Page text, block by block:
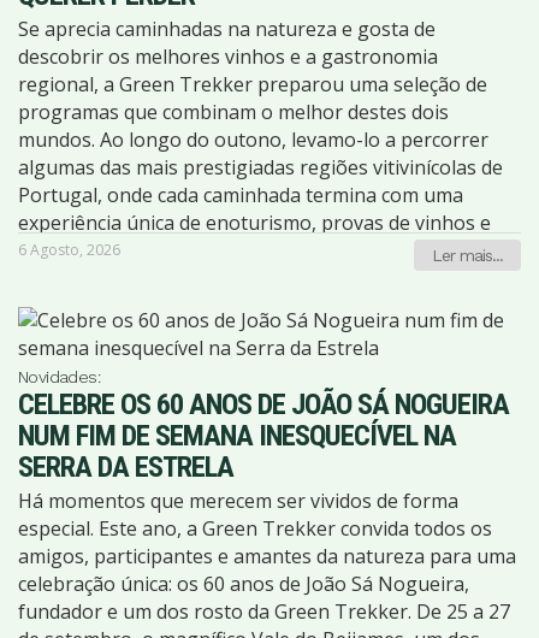
juntar-se a uma equipa que vive a montanha com
paixão e que trabalha diariamente para que cada
quilómetro percorrido se transforme numa experiência
memorável. Conheça os nossos guias e parceiros e
venha descobrir porque milhares de participantes
escolhem caminhar connosco ano após ano.
nossos grupos são acolhedores e inclusivos. Há
participantes de todas as idades, com diferentes
experiências de caminhada, mas todos com algo em
comum: a vontade de descobrir novos lugares e viver
momentos inesquecíveis em contacto com a natureza.
Viajar sozinho também significa ter a liberdade de
escolher o programa que realmente deseja fazer, sem
depender da disponibilidade de familiares ou amigos. É
uma oportunidade para sair da zona de conforto,
ganhar confiança e conhecer pessoas que partilham a
mesma paixão pela natureza, pela aventura e pelas
caminhadas. Ao longo de mais de duas décadas de
atividade, a Green Trekker teve o privilégio de
acompanhar milhares de participantes. Muitos
chegaram pela primeira vez sem conhecer ninguém e
hoje fazem parte daquilo que gostamos de chamar a
família Green Trekker. Há amizades que nasceram nos
trilhos, grupos que se reencontram programa após
programa e até casais que começaram a sua história
durante uma caminhada. Se tem vontade de participar
num dos nossos programas, mas ainda hesita porque
vai sozinho, deixamos-lhe um desafio: dê o primeiro
Se aprecia caminhadas na natureza e gosta de
descobrir os melhores vinhos e a gastronomia
regional, a Green Trekker preparou uma seleção de
programas que combinam o melhor destes dois
mundos. Ao longo do outono, levamo-lo a percorrer
algumas das mais prestigiadas regiões vitivinícolas de
Portugal, onde cada caminhada termina com uma
experiência única de enoturismo, provas de vinhos e
sabores tradicionais. Estes programas fazem parte da
agenda de outono da Green Trekker e juntam
natureza, património, cultura e gastronomia numa
experiência completa.
6 Agosto, 2026 Ler mais...
Novidades:
CELEBRE OS 60 ANOS DE JOÃO SÁ NOGUEIRA
NUM FIM DE SEMANA INESQUECÍVEL NA
SERRA DA ESTRELA
Há momentos que merecem ser vividos de forma
especial. Este ano, a Green Trekker convida todos os
amigos, participantes e amantes da natureza para uma
celebração única: os 60 anos de João Sá Nogueira,
fundador e um dos rosto da Green Trekker. De 25 a 27